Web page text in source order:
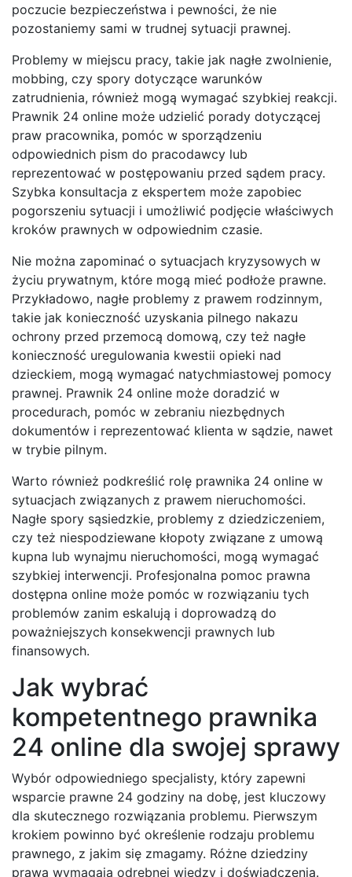
poczucie bezpieczeństwa i pewności, że nie
pozostaniemy sami w trudnej sytuacji prawnej.
Problemy w miejscu pracy, takie jak nagłe zwolnienie,
mobbing, czy spory dotyczące warunków
zatrudnienia, również mogą wymagać szybkiej reakcji.
Prawnik 24 online może udzielić porady dotyczącej
praw pracownika, pomóc w sporządzeniu
odpowiednich pism do pracodawcy lub
reprezentować w postępowaniu przed sądem pracy.
Szybka konsultacja z ekspertem może zapobiec
pogorszeniu sytuacji i umożliwić podjęcie właściwych
kroków prawnych w odpowiednim czasie.
Nie można zapominać o sytuacjach kryzysowych w
życiu prywatnym, które mogą mieć podłoże prawne.
Przykładowo, nagłe problemy z prawem rodzinnym,
takie jak konieczność uzyskania pilnego nakazu
ochrony przed przemocą domową, czy też nagłe
konieczność uregulowania kwestii opieki nad
dzieckiem, mogą wymagać natychmiastowej pomocy
prawnej. Prawnik 24 online może doradzić w
procedurach, pomóc w zebraniu niezbędnych
dokumentów i reprezentować klienta w sądzie, nawet
w trybie pilnym.
Warto również podkreślić rolę prawnika 24 online w
sytuacjach związanych z prawem nieruchomości.
Nagłe spory sąsiedzkie, problemy z dziedziczeniem,
czy też niespodziewane kłopoty związane z umową
kupna lub wynajmu nieruchomości, mogą wymagać
szybkiej interwencji. Profesjonalna pomoc prawna
dostępna online może pomóc w rozwiązaniu tych
problemów zanim eskalują i doprowadzą do
poważniejszych konsekwencji prawnych lub
finansowych.
Jak wybrać
kompetentnego prawnika
24 online dla swojej sprawy
Wybór odpowiedniego specjalisty, który zapewni
wsparcie prawne 24 godziny na dobę, jest kluczowy
dla skutecznego rozwiązania problemu. Pierwszym
krokiem powinno być określenie rodzaju problemu
prawnego, z jakim się zmagamy. Różne dziedziny
prawa wymagają odrębnej wiedzy i doświadczenia.